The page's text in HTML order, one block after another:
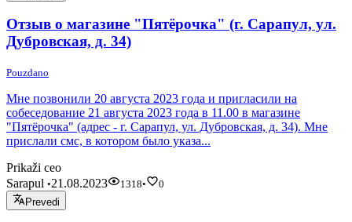
Отзыв о магазине "Пятёрочка" (г. Сарапул, ул.
Дубровская, д. 34)
Pouzdano
Мне позвонили 20 августа 2023 года и пригласили на
собеседование 21 августа 2023 года в 11.00 в магазине
"Пятёрочка" (адрес - г. Сарапул, ул. Дубровская, д. 34). Мне
прислали смс, в котором было указа...
Prikaži ceo
Sarapul •21.08.2023 1318•
0
Prevedi